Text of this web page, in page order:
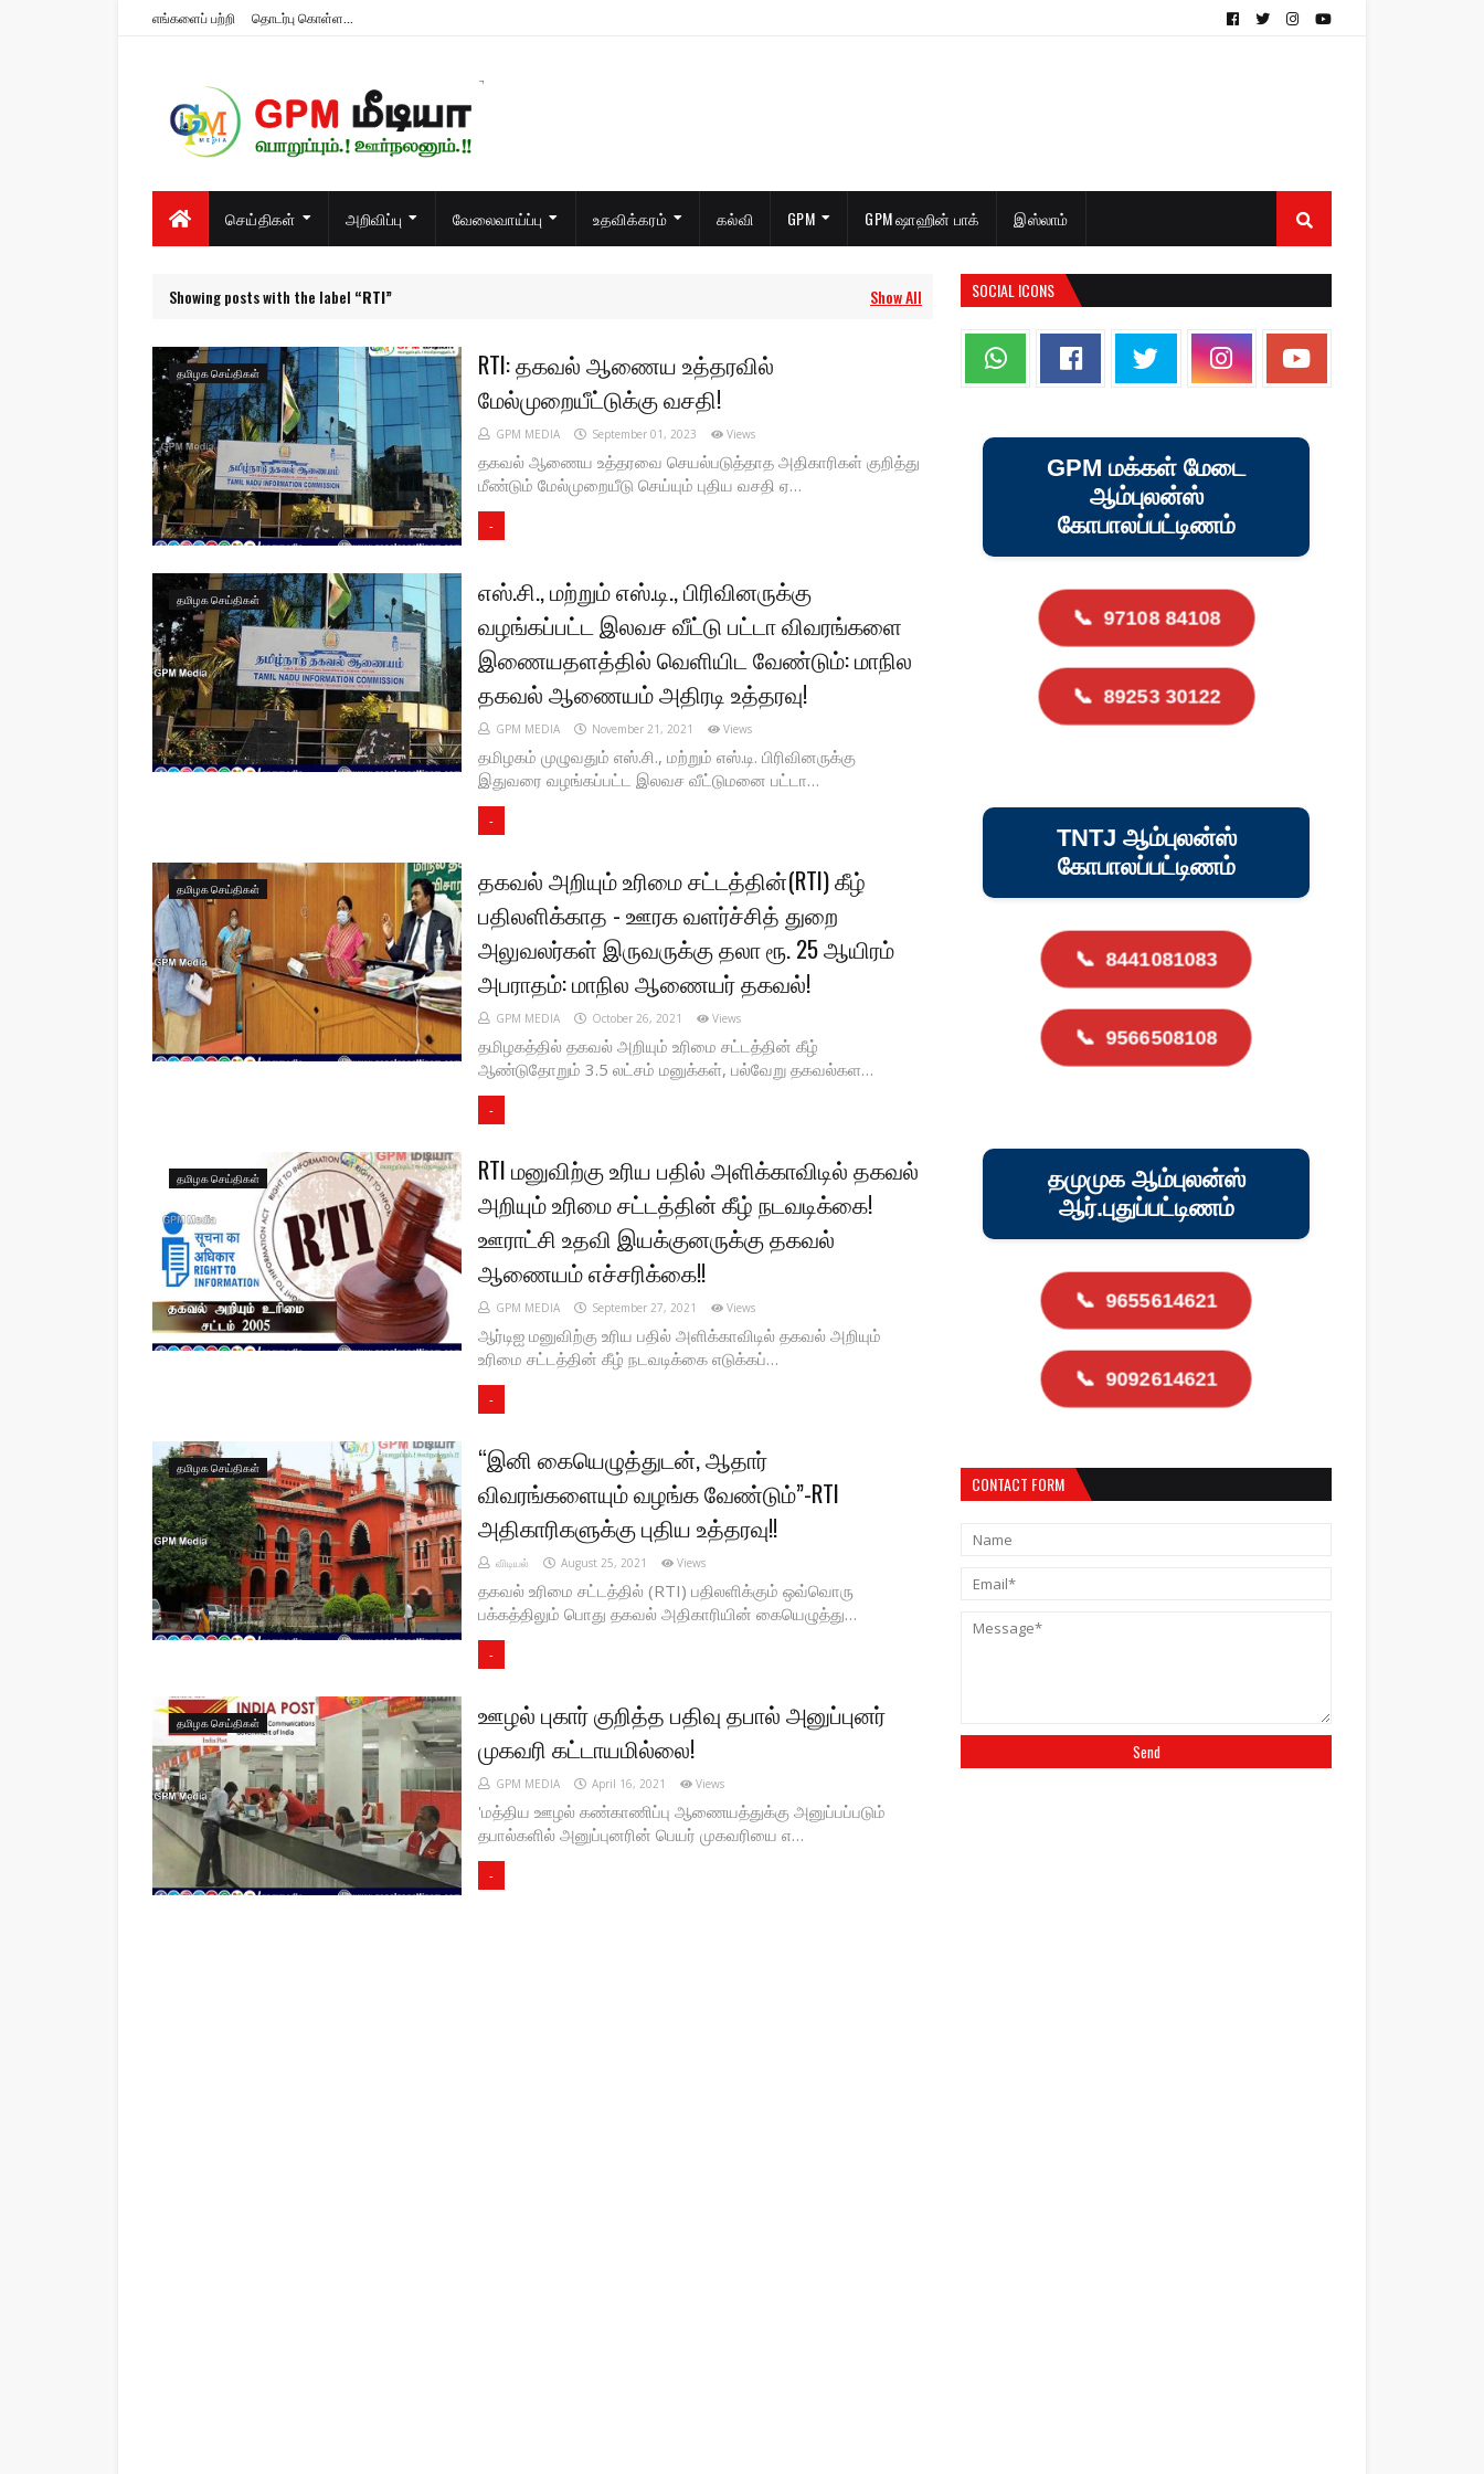
எங்களைப் பற்றி தொடர்பு கொள்ள...
செய்திகள்
அறிவிப்பு வேலைவாய்ப்பு உதவிக்கரம் கல்வி GPM GPM ஷாஹின் பாக் இஸ்லாம்
Showing posts with the label RTI Show All
தமிழக செய்திகள்
RTI: தகவல் ஆணைய உத்தரவில்
மேல்முறையீட்டுக்கு வசதி!
GPM MEDIA September 01, 2023 Views
தகவல் ஆணைய உத்தரவை செயல்படுத்தாத அதிகாரிகள் குறித்து
மீண்டும் மேல்முறையீடு செய்யும் புதிய வசதி ஏ…
-
தமிழக செய்திகள்
எஸ்.சி., மற்றும் எஸ்.டி., பிரிவினருக்கு
வழங்கப்பட்ட இலவச வீட்டு பட்டா விவரங்களை
இணையதளத்தில் வெளியிட வேண்டும்: மாநில
தகவல் ஆணையம் அதிரடி உத்தரவு!
GPM MEDIA November 21, 2021 Views
தமிழகம் முழுவதும் எஸ்.சி., மற்றும் எஸ்.டி. பிரிவினருக்கு
இதுவரை வழங்கப்பட்ட இலவச வீட்டுமனை பட்டா…
-
தமிழக செய்திகள்
தகவல் அறியும் உரிமை சட்டத்தின்(RTI) கீழ்
பதிலளிக்காத - ஊரக வளர்ச்சித் துறை
அலுவலர்கள் இருவருக்கு தலா ரூ. 25 ஆயிரம்
அபராதம்: மாநில ஆணையர் தகவல்!
GPM MEDIA October 26, 2021 Views
தமிழகத்தில் தகவல் அறியும் உரிமை சட்டத்தின் கீழ்
ஆண்டுதோறும் 3.5 லட்சம் மனுக்கள், பல்வேறு தகவல்கள…
-
தமிழக செய்திகள்
RTI மனுவிற்கு உரிய பதில் அளிக்காவிடில் தகவல்
அறியும் உரிமை சட்டத்தின் கீழ் நடவடிக்கை!
ஊராட்சி உதவி இயக்குனருக்கு தகவல்
ஆணையம் எச்சரிக்கை!!
GPM MEDIA September 27, 2021 Views
ஆர்டிஐ மனுவிற்கு உரிய பதில் அளிக்காவிடில் தகவல் அறியும்
உரிமை சட்டத்தின் கீழ் நடவடிக்கை எடுக்கப்…
-
தமிழக செய்திகள்
“இனி கையெழுத்துடன், ஆதார்
விவரங்களையும் வழங்க வேண்டும்”-RTI
அதிகாரிகளுக்கு புதிய உத்தரவு!!
விடியல் August 25, 2021 Views
தகவல் உரிமை சட்டத்தில் (RTI) பதிலளிக்கும் ஒவ்வொரு
பக்கத்திலும் பொது தகவல் அதிகாரியின் கையெழுத்து…
-
தமிழக செய்திகள்
ஊழல் புகார் குறித்த பதிவு தபால் அனுப்புனர்
முகவரி கட்டாயமில்லை!
GPM MEDIA April 16, 2021 Views
'மத்திய ஊழல் கண்காணிப்பு ஆணையத்துக்கு அனுப்பப்படும்
தபால்களில் அனுப்புனரின் பெயர் முகவரியை எ…
-
SOCIAL ICONS
GPM மக்கள் மேடை
ஆம்புலன்ஸ்
கோபாலப்பட்டிணம்
📞 97108 84108
📞 89253 30122
TNTJ ஆம்புலன்ஸ்
கோபாலப்பட்டிணம்
📞 8441081083
📞 9566508108
தமுமுக ஆம்புலன்ஸ்
ஆர்.புதுப்பட்டிணம்
📞 9655614621
📞 9092614621
CONTACT FORM